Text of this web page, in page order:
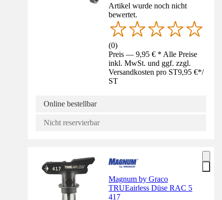
Artikel wurde noch nicht
bewertet.
(0)
Preis — 9,95 € * Alle Preise
inkl. MwSt. und ggf. zzgl.
Versandkosten pro ST9,95 €*/
ST
Online bestellbar
Nicht reservierbar
Magnum by Graco
TRUEairless Düse RAC 5
417